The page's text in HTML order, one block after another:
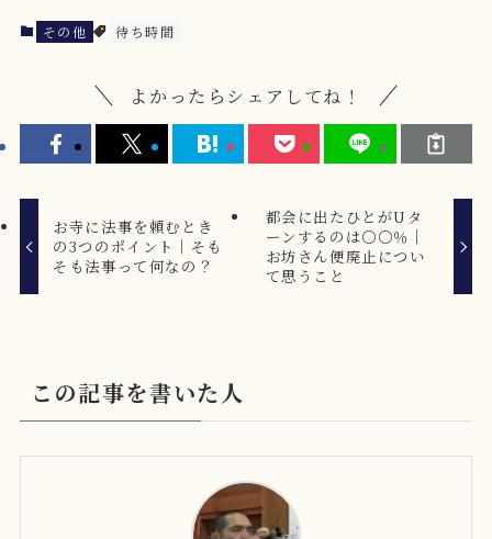
その他 待ち時間
よかったらシェアしてね！
お寺に法事を頼むとき
の3つのポイント｜そも
そも法事って何なの？
都会に出たひとがUタ
ーンするのは〇〇％｜
お坊さん便廃止につい
て思うこと
この記事を書いた人